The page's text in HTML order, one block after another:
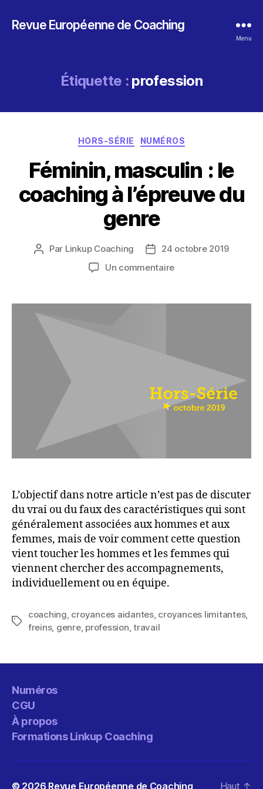
Revue Européenne de Coaching
Menu
Étiquette : profession
Catégories
HORS-SÉRIE NUMÉROS
Féminin, masculin : le
coaching à l’épreuve du
genre
Auteur
Par Linkup Coaching
Date24 octobre 2019
Un commentairesur
le
du
L’objectif dans notre article n’est pas de discuter
du vrai ou du faux des caractéristiques qui sont
généralement associées aux hommes et aux
femmes, mais de voir comment cette question
vient toucher les hommes et les femmes qui
viennent chercher des accompagnements,
individuellement ou en équipe.
Étiquettes
coaching, croyances aidantes, croyances limitantes,
freins, genre, profession,travail
Numéros
CGU
À propos
Formations Linkup Coaching
© 2026 Revue Européenne de Coaching Haut ↑